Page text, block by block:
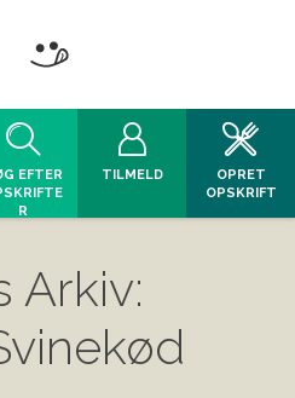
EFTER
R
TILMELD
OPRET
OPSKRIFT
Arkiv: